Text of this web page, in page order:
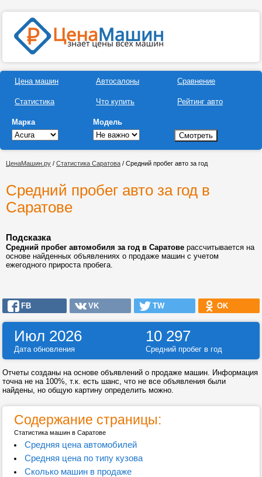
Цена машин
Статистика
Автосалоны
Что купить
Сравнение
Рейтинг авто
Марка Модель
ЦенаМашин.ру / Статистика Саратова / Средний пробег авто за год
Средний пробег авто за год в
Саратове
Подсказка
Средний пробег автомобиля за год в Саратове рассчитывается на
основе найденных объявлениях о продаже машин с учетом
ежегодного прироста пробега.
FB VK TW OK
Июл 2026 10 297
Дата обновления Средний пробег в год
Отчеты созданы на основе объявлений о продаже машин. Информация
точна не на 100%, т.к. есть шанс, что не все объявления были
найдены, но общую картину определить можно.
Содержание страницы:
Статистика машин в Саратове
Средняя цена автомобилей
Средняя цена по типу кузова
Сколько машин в продаже